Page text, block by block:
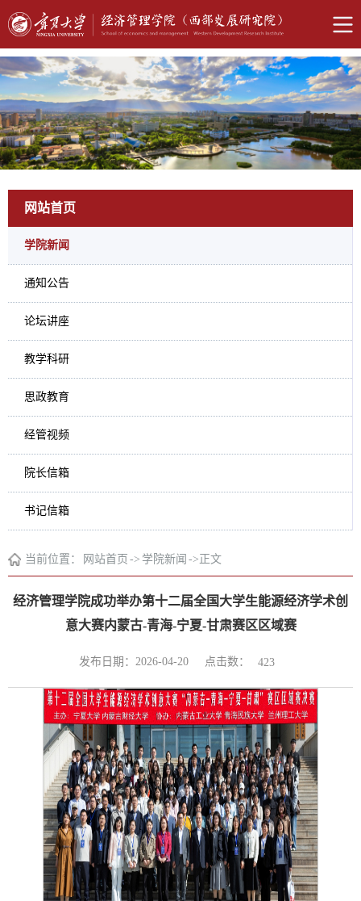
网站首页
学院新闻
通知公告
论坛讲座
教学科研
思政教育
经管视频
院长信箱
书记信箱
当前位置： 网站首页 -> 学院新闻 -> 正文
经济管理学院成功举办第十二届全国大学生能源经济学术创
意大赛内蒙古-青海-宁夏-甘肃赛区区域赛
发布日期：2026-04-20 点击数： 423